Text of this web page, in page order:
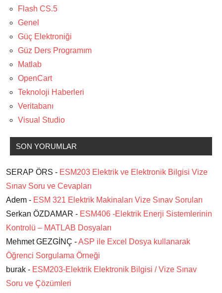
Flash CS.5
Genel
Güç Elektroniği
Güz Ders Programım
Matlab
OpenCart
Teknoloji Haberleri
Veritabanı
Visual Studio
SON YORUMLAR
SERAP ÖRS - ESM203 Elektrik ve Elektronik Bilgisi Vize
Sınav Soru ve Cevapları
Adem - ESM 321 Elektrik Makinaları Vize Sınav Soruları
Serkan ÖZDAMAR - ESM406 -Elektrik Enerji Sistemlerinin
Kontrolü – MATLAB Dosyaları
Mehmet GEZGİNÇ -ASP ile Excel Dosya kullanarak
Öğrenci Sorgulama Örneği
burak - ESM203-Elektrik Elektronik Bilgisi / Vize Sınav
Soru ve Çözümleri